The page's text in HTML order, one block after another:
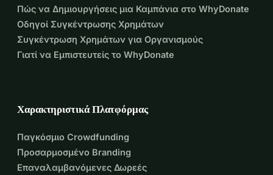
Πώς να Δημιουργήσεις μια Καμπάνια στο WhyDonate
Οδηγοί Συγκέντρωσης Χρημάτων
Συγκέντρωση Χρημάτων για Οργανισμούς
Γιατί να Εμπιστευτείς το WhyDonate
Χαρακτηριστικά Πλατφόρμας
Παγκόσμιο Crowdfunding
Προσαρμοσμένο Branding
Επαναλαμβανόμενες Δωρεές